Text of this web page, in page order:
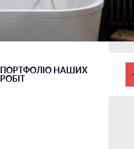
ПОРТФОЛІО НАШИХ
РОБІТ